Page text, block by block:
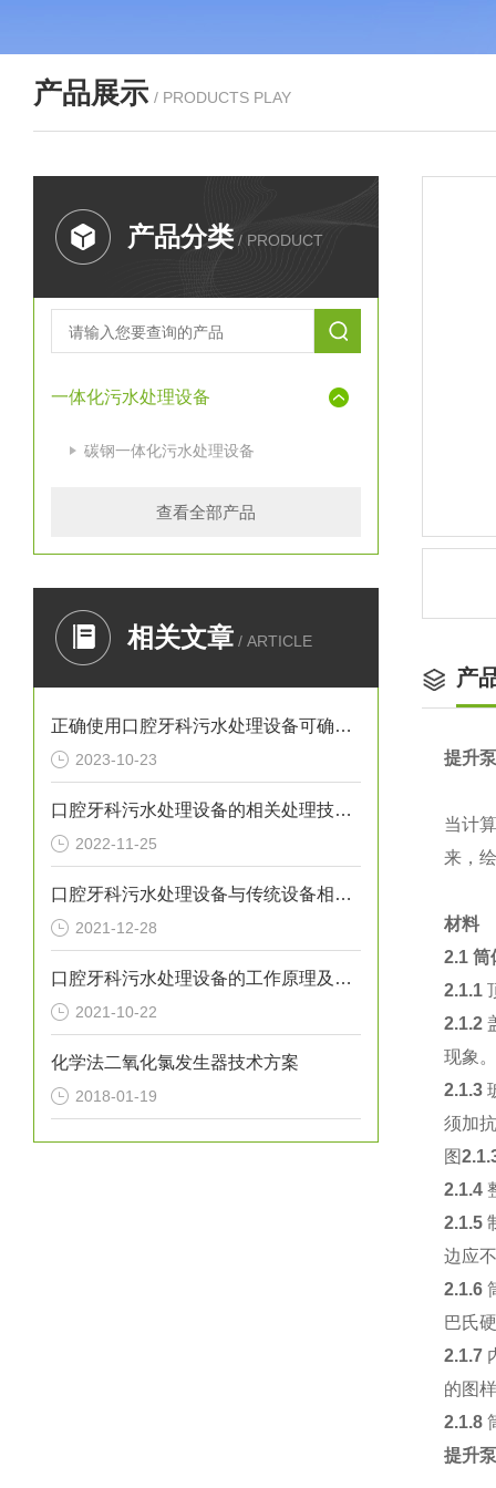
产品展示 / PRODUCTS PLAY
产品分类 / PRODUCT
一体化污水处理设备
碳钢一体化污水处理设备
查看全部产品
相关文章 / ARTICLE
正确使用口腔牙科污水处理设备可确保处理效果
2023-10-23
口腔牙科污水处理设备的相关处理技术介绍
2022-11-25
口腔牙科污水处理设备与传统设备相比的优势介绍
2021-12-28
口腔牙科污水处理设备的工作原理及出故障时需采取的措施介绍
2021-10-22
化学法二氧化氯发生器技术方案
2018-01-19
产
提升
当计
来，
材料
2.1 筒
2.1.1
2.1.2
现象。
2.1.3
须加
图
2.1.4
2.1.5
边应
2.1.6
巴氏
2.1.7
的图
2.1.8
提升